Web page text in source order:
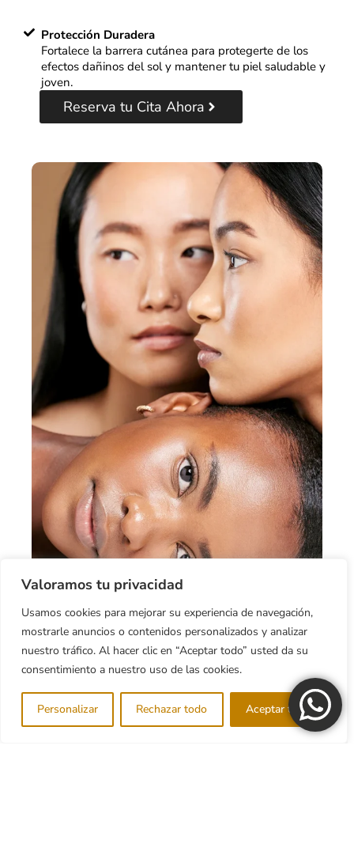
Valoramos tu privacidad
Usamos cookies para mejorar su experiencia de navegación,
mostrarle anuncios o contenidos personalizados y analizar
nuestro tráfico. Al hacer clic en “Aceptar todo” usted da su
consentimiento a nuestro uso de las cookies.
Personalizar Rechazar todo Aceptar todo
Protección Duradera
Fortalece la barrera cutánea para protegerte de los
efectos dañinos del sol y mantener tu piel saludable y
joven.
Reserva tu Cita Ahora